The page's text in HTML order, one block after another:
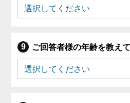
ご回答者様の年齢を教えて